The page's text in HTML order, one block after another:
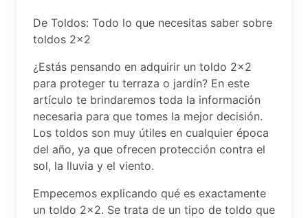
De Toldos: Todo lo que necesitas saber sobre
toldos 2×2
¿Estás pensando en adquirir un toldo 2×2
para proteger tu terraza o jardín? En este
artículo te brindaremos toda la información
necesaria para que tomes la mejor decisión.
Los toldos son muy útiles en cualquier época
del año, ya que ofrecen protección contra el
sol, la lluvia y el viento.
Empecemos explicando qué es exactamente
un toldo 2×2. Se trata de un tipo de toldo que